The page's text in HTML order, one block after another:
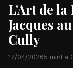
L'Art de la
Jacques
Cully
17/04/20265 minLa